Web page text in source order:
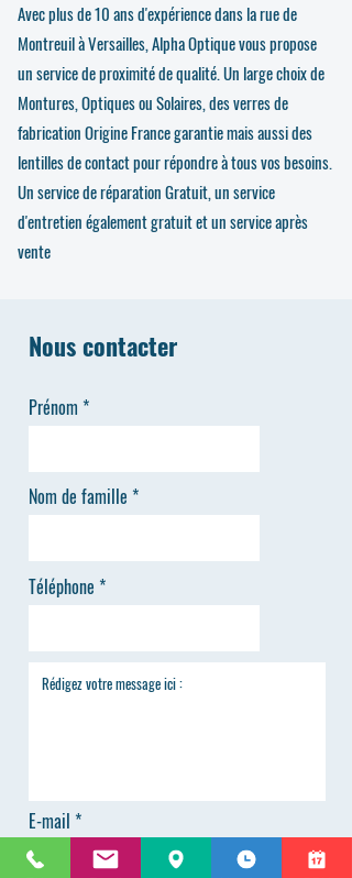
Avec plus de 10 ans d'expérience dans la rue de
Montreuil à Versailles, Alpha Optique vous propose
un service de proximité de qualité. Un large choix de
Montures, Optiques ou Solaires, des verres de
fabrication Origine France garantie mais aussi des
lentilles de contact pour répondre à tous vos besoins.
Un service de réparation Gratuit, un service
d'entretien également gratuit et un service après
vente
Nous contacter
Prénom
Nom de famille
Téléphone
E-mail